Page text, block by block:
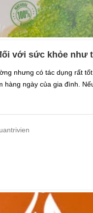
với sức khỏe như
nhưng có tác dụng rất
ngày của gia đình.